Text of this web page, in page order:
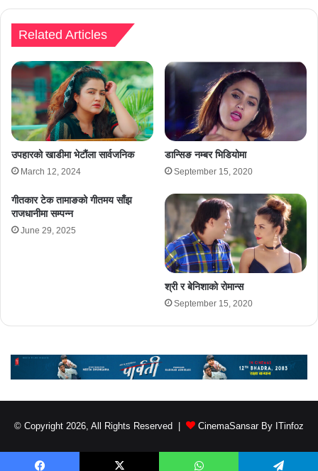
Related Articles
उपहारको खाडीमा भेटौंला सार्वजनिक
March 12, 2024
डान्सिङ नम्बर भिडियोमा
September 15, 2020
गीतकार टेक तामाङको गीतमय साँझ
राजधानीमा सम्पन्न
June 29, 2025
श्री र बेनिशाको रोमान्स
September 15, 2020
© Copyright 2026, All Rights Reserved | CinemaSansar By ITinfoz